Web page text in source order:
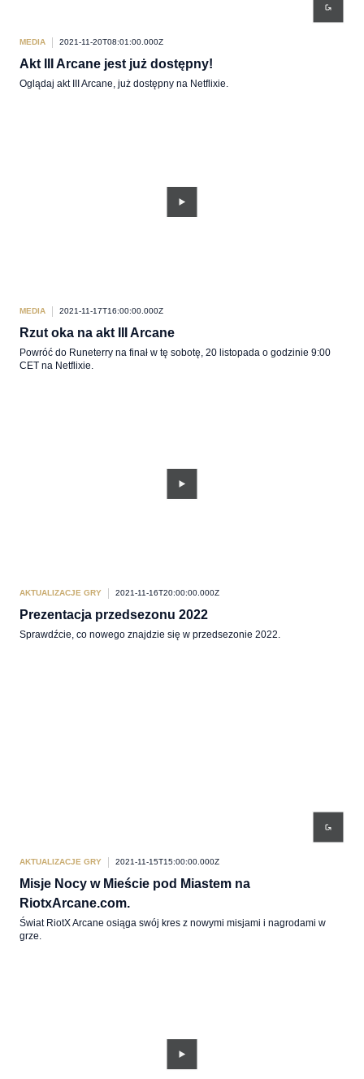
MEDIA 2021-11-20T08:01:00.000Z
Akt III Arcane jest już dostępny!
Oglądaj akt III Arcane, już dostępny na Netflixie.
MEDIA 2021-11-17T16:00:00.000Z
Rzut oka na akt III Arcane
Powróć do Runeterry na finał w tę sobotę, 20 listopada o godzinie 9:00
CET na Netflixie.
AKTUALIZACJE GRY 2021-11-16T20:00:00.000Z
Prezentacja przedsezonu 2022
Sprawdźcie, co nowego znajdzie się w przedsezonie 2022.
AKTUALIZACJE GRY 2021-11-15T15:00:00.000Z
Misje Nocy w Mieście pod Miastem na
RiotxArcane.com.
Świat RiotX Arcane osiąga swój kres z nowymi misjami i nagrodami w
grze.